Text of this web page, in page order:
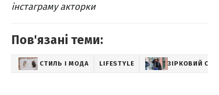
інстаграму акторки
Пов'язані теми:
СТИЛЬ І МОДА LIFESTYLE ЗІРКОВИЙ